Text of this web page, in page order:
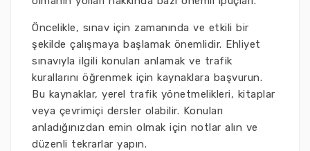
Öncelikle, sınav için zamanında ve etkili bir
şekilde çalışmaya başlamak önemlidir. Ehliyet
sınavıyla ilgili konuları anlamak ve trafik
kurallarını öğrenmek için kaynaklara başvurun.
Bu kaynaklar, yerel trafik yönetmelikleri, kitaplar
veya çevrimiçi dersler olabilir. Konuları
anladığınızdan emin olmak için notlar alın ve
düzenli tekrarlar yapın.